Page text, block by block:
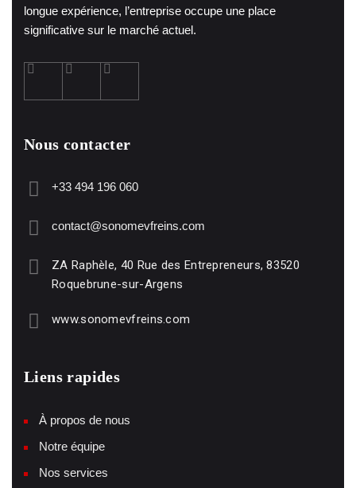
longue expérience, l’entreprise occupe une place
significative sur le marché actuel.
Nous contacter
+33 494 196 060
contact@sonomevfreins.com
ZA Raphèle, 40 Rue des Entrepreneurs, 83520
Roquebrune-sur-Argens
www.sonomevfreins.com
Liens rapides
À propos de nous
Notre équipe
Nos services